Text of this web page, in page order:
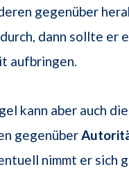
gegenüber
dann sollte er
aufbringen.
kann aber auch
gegenüber
nimmt er sich